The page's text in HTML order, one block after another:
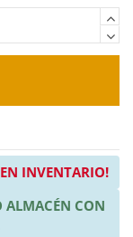
INVENTARIO!
ALMACÉN CON